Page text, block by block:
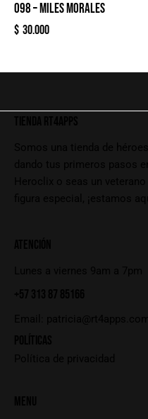
098 – MILES MORALES
$ 30.000